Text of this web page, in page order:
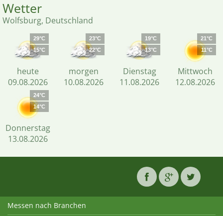
Wetter
Wolfsburg, Deutschland
29°C
15°C
heute
09.08.2026
23°C
22°C
morgen
10.08.2026
19°C
13°C
Dienstag
11.08.2026
21°C
11°C
Mittwoch
12.08.2026
24°C
14°C
Donnerstag
13.08.2026
Messen nach Branchen